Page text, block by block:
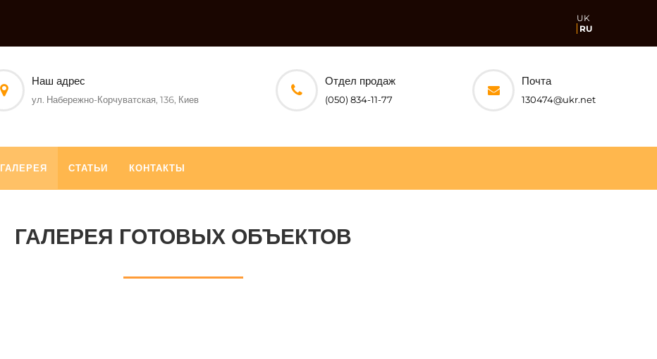
UK
RU
Наш адрес
ул. Набережно-Корчуватская, 136, Киев
Отдел продаж
(050) 834-11-77
Почта
130474@ukr.net
ГАЛЕРЕЯ СТАТЬИ КОНТАКТЫ
ГАЛЕРЕЯ ГОТОВЫХ ОБЪЕКТОВ